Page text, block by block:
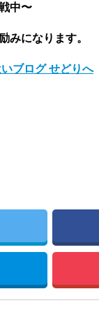
中〜
みになります。